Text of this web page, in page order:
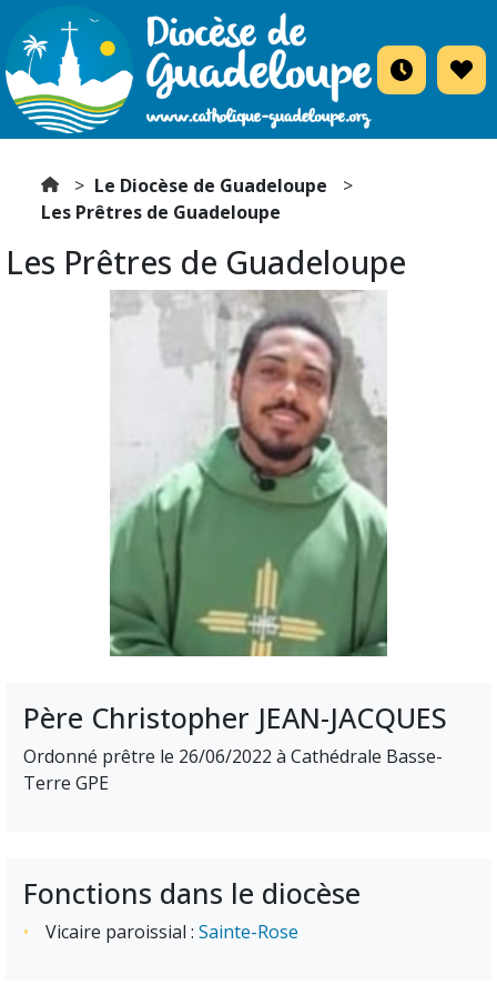
Le Diocèse de Guadeloupe
Les Prêtres de Guadeloupe
Les Prêtres de Guadeloupe
Père Christopher JEAN-JACQUES
Ordonné prêtre le 26/06/2022 à Cathédrale Basse-
Terre GPE
Fonctions dans le diocèse
Vicaire paroissial : Sainte-Rose